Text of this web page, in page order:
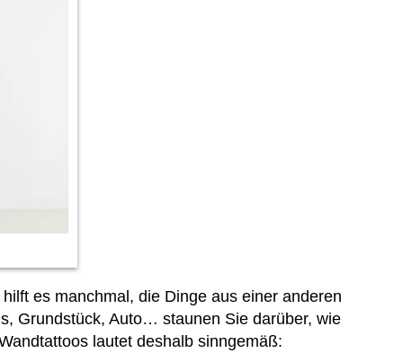
es manchmal, die Dinge aus einer anderen
Grundstück, Auto… staunen Sie darüber, wie
lautet deshalb sinngemäß: